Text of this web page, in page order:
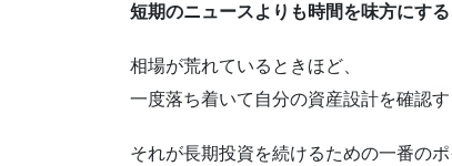
短期のニュースよりも時間を味方にする
相場が荒れているときほど、
一度落ち着いて自分の資産設計を確認す
それが長期投資を続けるための一番のポ